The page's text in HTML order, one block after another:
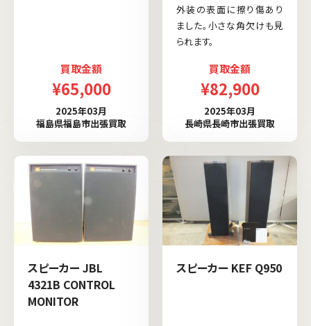
買取金額
¥65,000
2025年03月
福島県福島市出張買取
外装の表面に擦り傷あり
ました。小さな角欠けも見
られます。
買取金額
¥82,900
2025年03月
長崎県長崎市出張買取
スピーカー JBL
4321B CONTROL
MONITOR
スピーカー KEF Q950